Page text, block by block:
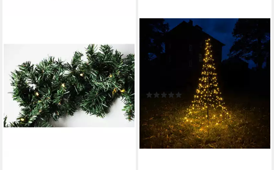
FHS
LED-Lichterkette Galaxy,
200cm 300 LEDs warmweiß
6 Stränge Metallgestell
(2)
99,95 €
lieferbar - in 4-5 Werktagen bei dir